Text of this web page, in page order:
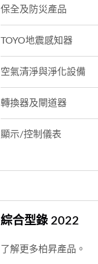
保全及防災產品
TOYO地震感知器
空氣清淨與淨化設備
轉換器及閘道器
顯示/控制儀表
綜合型錄 2022
了解更多柏昇產品。